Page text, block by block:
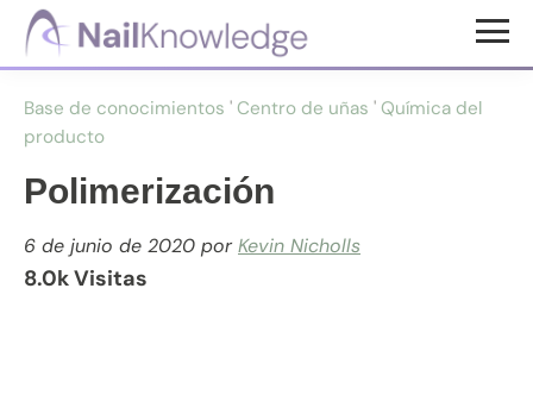
Saltar
principal
Saltar
página
Conocimientos
de
uñas
Base de conocimientos ' Centro de uñas ' Química del
producto
Polimerización
6 de junio de 2020 porKevin Nicholls
8.0k Visitas